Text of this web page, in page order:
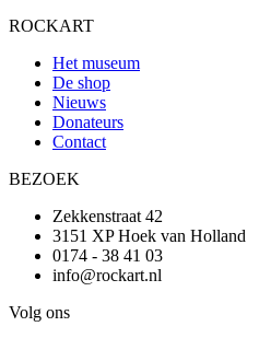
ROCKART
Het museum
De shop
Nieuws
Donateurs
Contact
BEZOEK
Zekkenstraat 42
3151 XP Hoek van Holland
0174 - 38 41 03
info@rockart.nl
Volg ons